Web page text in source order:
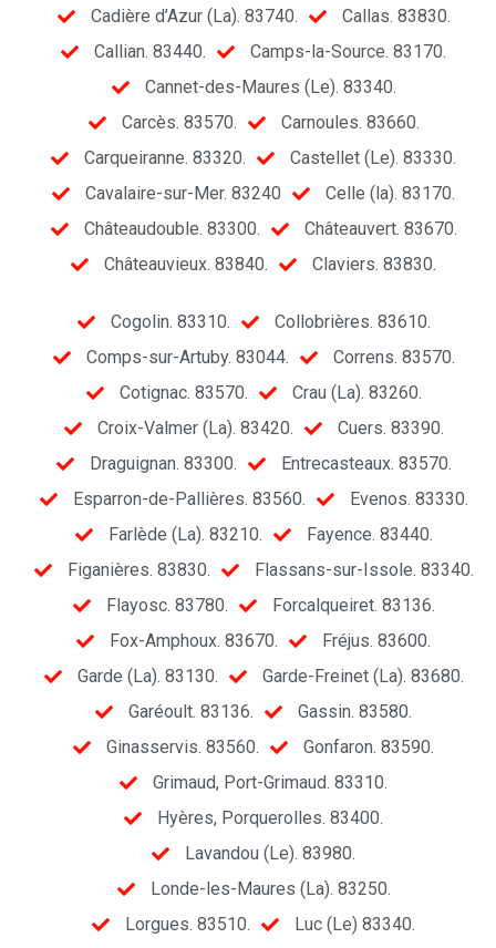
Cadière d’Azur (La). 83740.
Callas. 83830.
Callian. 83440.
Camps-la-Source. 83170.
Cannet-des-Maures (Le). 83340.
Carcès. 83570.
Carnoules. 83660.
Carqueiranne. 83320.
Castellet (Le). 83330.
Cavalaire-sur-Mer. 83240
Celle (la). 83170.
Châteaudouble. 83300.
Châteauvert. 83670.
Châteauvieux. 83840.
Claviers. 83830.
Cogolin. 83310.
Collobrières. 83610.
Comps-sur-Artuby. 83044.
Correns. 83570.
Cotignac. 83570.
Crau (La). 83260.
Croix-Valmer (La). 83420.
Cuers. 83390.
Draguignan. 83300.
Entrecasteaux. 83570.
Esparron-de-Pallières. 83560.
Evenos. 83330.
Farlède (La). 83210.
Fayence. 83440.
Figanières. 83830.
Flassans-sur-Issole. 83340.
Flayosc. 83780.
Forcalqueiret. 83136.
Fox-Amphoux. 83670.
Fréjus. 83600.
Garde (La). 83130.
Garde-Freinet (La). 83680.
Garéoult. 83136.
Gassin. 83580.
Ginasservis. 83560.
Gonfaron. 83590.
Grimaud, Port-Grimaud. 83310.
Hyères, Porquerolles. 83400.
Lavandou (Le). 83980.
Londe-les-Maures (La). 83250.
Lorgues. 83510.
Luc (Le) 83340.